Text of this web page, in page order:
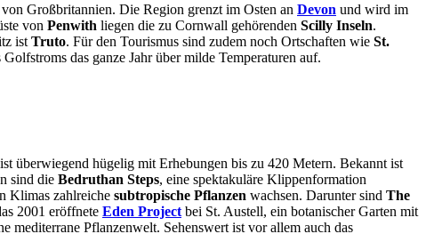
Großbritannien. Die Region grenzt im Osten an Devon und wird im
von Penwith liegen die zu Cornwall gehörenden Scilly Inseln.
ist Truto. Für den Tourismus sind zudem noch Ortschaften wie St.
das ganze Jahr über milde Temperaturen auf.
überwiegend hügelig mit Erhebungen bis zu 420 Metern. Bekannt ist
sind die Bedruthan Steps, eine spektakuläre Klippenformation
Klimas zahlreiche subtropische Pflanzen wachsen. Darunter sind The
2001 eröffnete Eden Project bei St. Austell, ein botanischer Garten mit
mediterrane Pflanzenwelt. Sehenswert ist vor allem auch das